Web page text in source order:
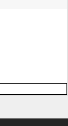
ایمان غلامی
بابک جهانبخش